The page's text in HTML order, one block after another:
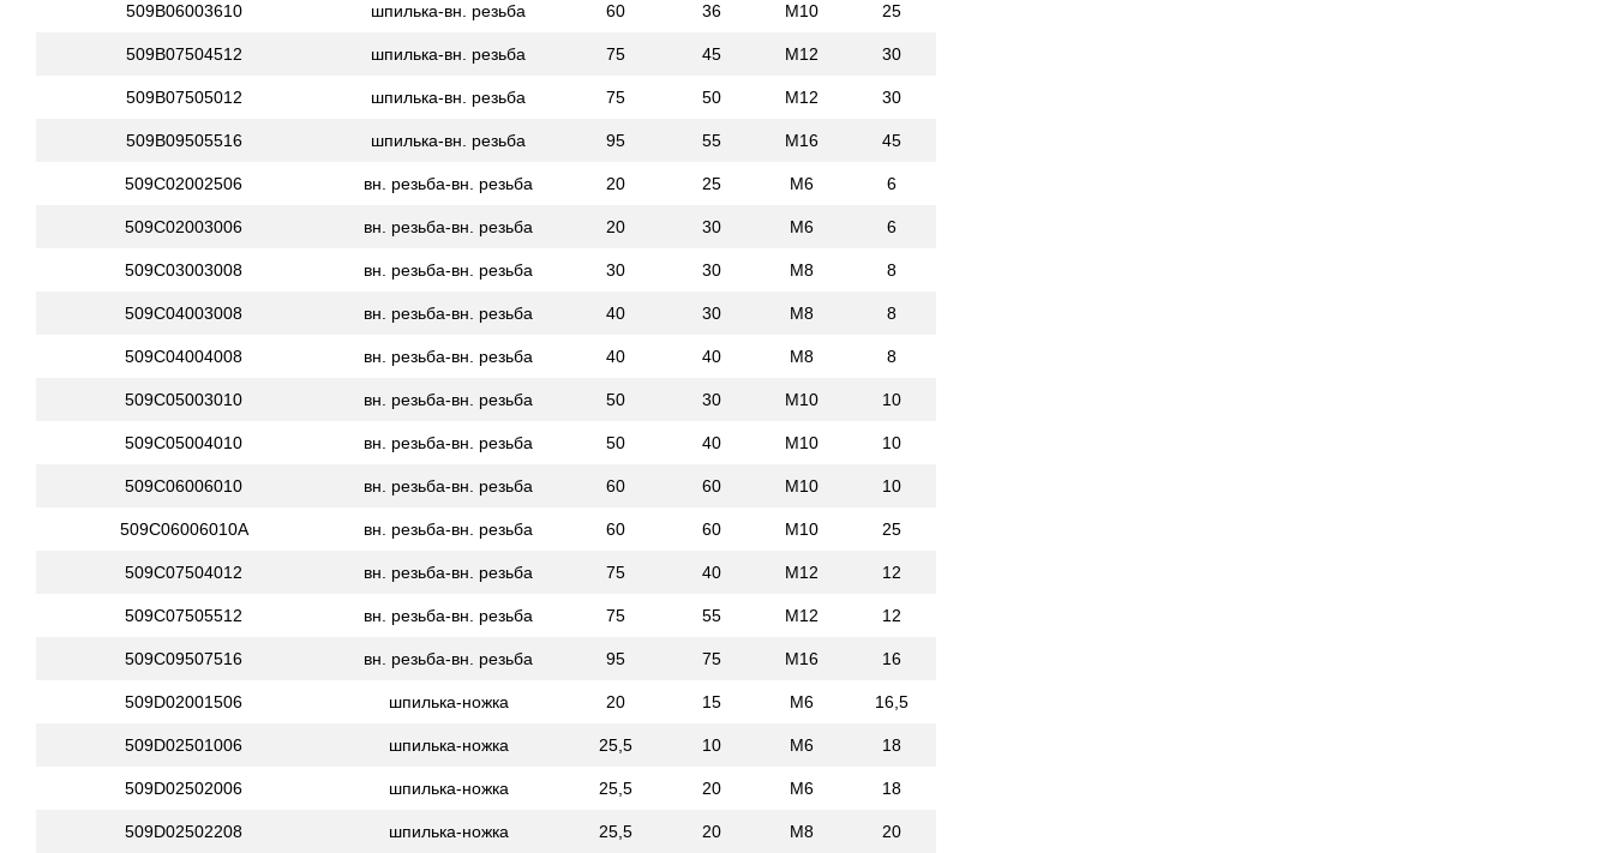
509B06003610 шпилька-вн. резьба 60 36 M10 25
509B07504512 шпилька-вн. резьба 75 45 M12 30
509B07505012 шпилька-вн. резьба 75 50 M12 30
509B09505516 шпилька-вн. резьба 95 55 M16 45
509C02002506 вн. резьба-вн. резьба 20 25 M6 6
509C02003006 вн. резьба-вн. резьба 20 30 M6 6
509C03003008 вн. резьба-вн. резьба 30 30 M8 8
509C04003008 вн. резьба-вн. резьба 40 30 M8 8
509C04004008 вн. резьба-вн. резьба 40 40 M8 8
509C05003010 вн. резьба-вн. резьба 50 30 M10 10
509C05004010 вн. резьба-вн. резьба 50 40 M10 10
509C06006010 вн. резьба-вн. резьба 60 60 M10 10
509C06006010A вн. резьба-вн. резьба 60 60 M10 25
509C07504012 вн. резьба-вн. резьба 75 40 M12 12
509C07505512 вн. резьба-вн. резьба 75 55 M12 12
509C09507516 вн. резьба-вн. резьба 95 75 M16 16
509D02001506 шпилька-ножка 20 15 M6 16,5
509D02501006 шпилька-ножка 25,5 10 M6 18
509D02502006 шпилька-ножка 25,5 20 M6 18
509D02502208 шпилька-ножка 25,5 20 M8 20